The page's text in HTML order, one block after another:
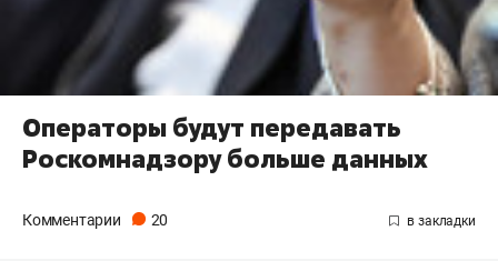
Операторы будут передавать
Роскомнадзору больше данных
Комментарии 20